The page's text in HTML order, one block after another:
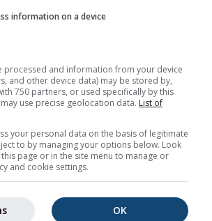
alle Wetterinformationen in 3 einfachen
information on a device
processed and information from your device
and other device data) may be stored by,
750 partners, or used specifically by this
use precise geolocation data. List of
your personal data on the basis of legitimate
to by managing your options below. Look
page or in the site menu to manage or
and cookie settings.
OK